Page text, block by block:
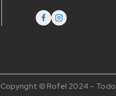
Copyright © Rofel 2024 –